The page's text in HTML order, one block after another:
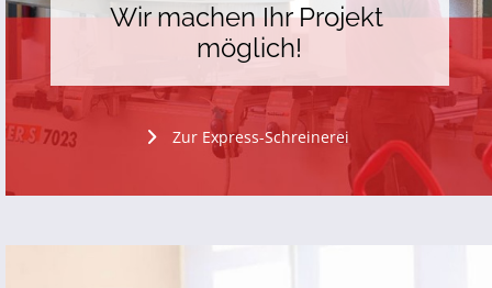
Wir machen Ihr Projekt
möglich!
Zur Express-Schreinerei